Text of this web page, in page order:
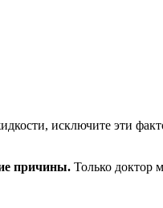
исключите эти
причины. Только доктор